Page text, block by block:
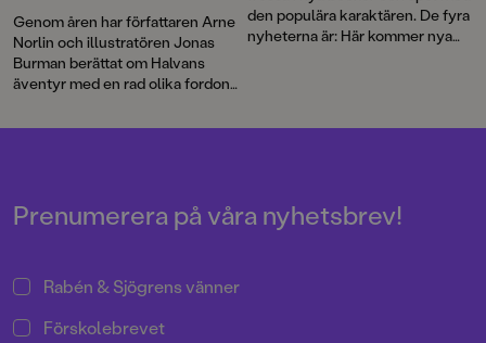
Genom åren har författaren Arne
Norlin och illustratören Jonas
Burman berättat om Halvans
äventyr med en rad olika fordon.
skogsmaskinist får Halvan köra
näringar. Barnböckerna om
Halvan har sålt i mer än 2 miljoner
den populära karaktären. De fyra
nyheterna är: Här kommer nya
Prenumerera på våra nyhetsbrev!
Rabén & Sjögrens vänner
Förskolebrevet